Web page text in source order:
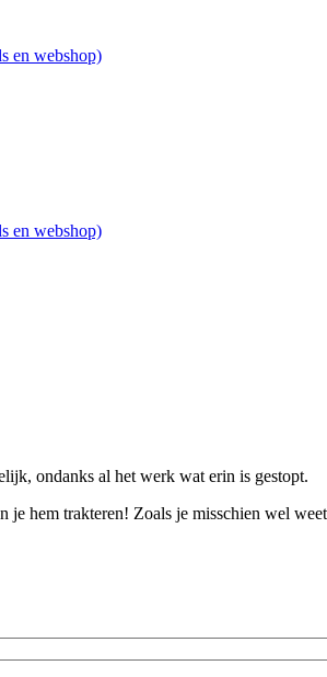
en webshop)
en webshop)
ondanks al het werk wat erin is gestopt.
je hem trakteren! Zoals je misschien wel